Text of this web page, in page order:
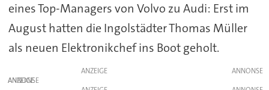
eines Top-Managers von Volvo zu Audi: Erst im
August hatten die Ingolstädter Thomas Müller
als neuen Elektronikchef ins Boot geholt.
ANZEIGE
ANZEIGE